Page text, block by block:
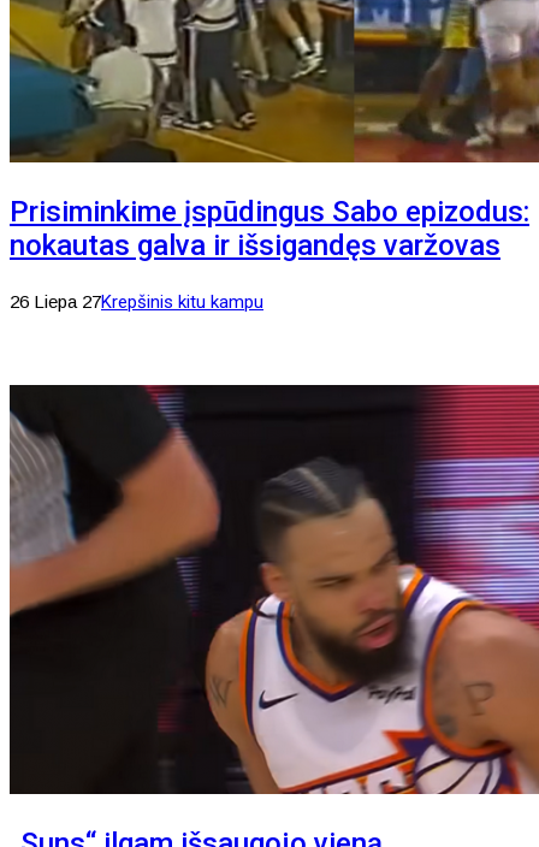
Prisiminkime įspūdingus Sabo epizodus:
nokautas galva ir išsigandęs varžovas
26 Liepa 27Krepšinis kitu kampu